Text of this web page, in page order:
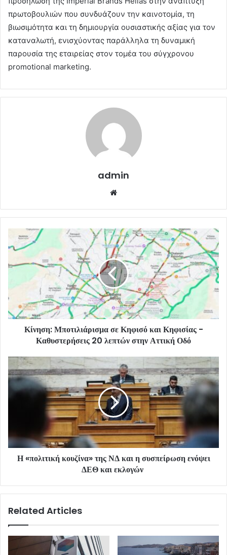
πρωτοβουλιών που συνδυάζουν την καινοτομία, τη
βιωσιμότητα και τη δημιουργία ουσιαστικής αξίας για τον
καταναλωτή, ενισχύοντας παράλληλα τη δυναμική
παρουσία της εταιρείας στον τομέα του σύγχρονου
promotional marketing.
admin
Κίνηση: Μποτιλιάρισμα σε Κηφισό και Κηφισίας -
Καθυστερήσεις 20 λεπτών στην Αττική Οδό
Η «πολιτική κουζίνα» της ΝΔ και η συσπείρωση ενόψει
ΔΕΘ και εκλογών
Related Articles